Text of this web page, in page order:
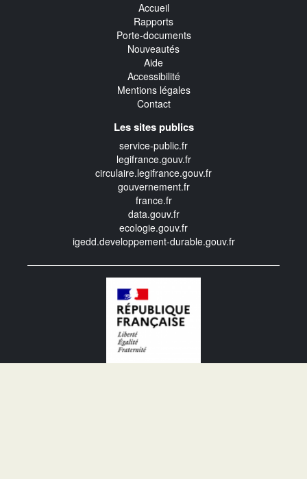
Accueil
Rapports
Porte-documents
Nouveautés
Aide
Accessibilité
Mentions légales
Contact
Les sites publics
service-public.fr
legifrance.gouv.fr
circulaire.legifrance.gouv.fr
gouvernement.fr
france.fr
data.gouv.fr
ecologie.gouv.fr
igedd.developpement-durable.gouv.fr